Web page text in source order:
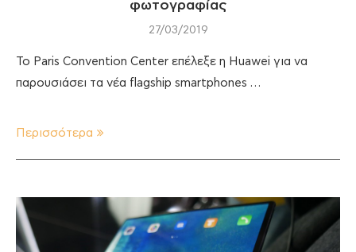
φωτογραφίας
27/03/2019
Το Paris Convention Center επέλεξε η Huawei για να
παρουσιάσει τα νέα flagship smartphones …
Περισσότερα